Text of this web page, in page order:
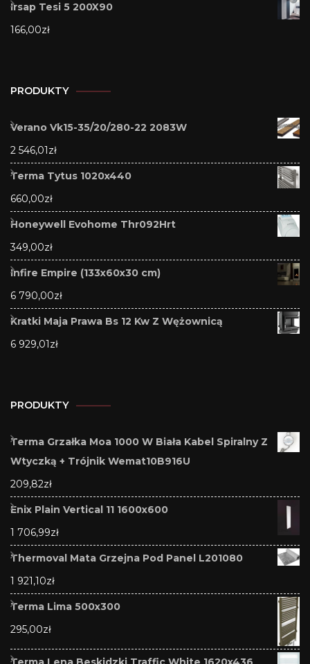
Irsap Tesi 5 200X90
166,00zł
PRODUKTY
Verano Vk15-35/20/280-22 2083W
2 546,01 zł
Terma Tytus 1020x440
660,00zł
Honeywell Evohome Thr092Hrt
349,00zł
Infire Empire (133x60x30 cm)
6 790,00zł
Kratki Maja Prawa Bs 12 Kw Z Wężownicą
6 929,01 zł
PRODUKTY
Terma Grzałka Moa 1000 W Biała Kabel Spiralny Z
Wtyczką + Trójnik Wemat10B916U
209,82zł
Enix Plain Vertical 11 1600x600
1 706,99zł
Thermoval Mata Grzejna Pod Panel L201080
1 921,10zł
Terma Lima 500x300
295,00zł